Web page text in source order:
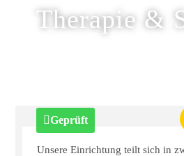
Therapie &
Geprüft
Unsere Einrichtung teilt sich in